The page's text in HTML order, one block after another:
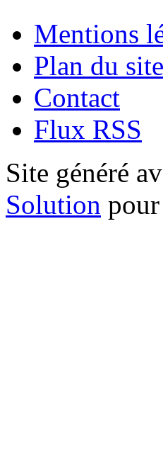
Mentions
Plan du site
Contact
Flux RSS
Site généré
Solution